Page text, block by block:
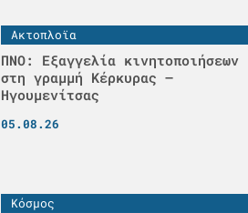
Ακτοπλοϊα
ΠΝΟ: Εξαγγελία κινητοποιήσεων
στη γραμμή Κέρκυρας –
Ηγουμενίτσας
05.08.26
Κόσμος